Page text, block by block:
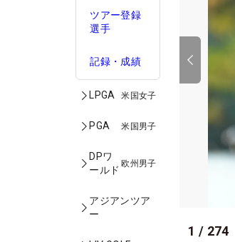
ツアー登録
選手
記録・成績
LPGA 米国女子
PGA 米国男子
DPワ
ールド
欧州男子
アジアンツア
ー
1 / 274